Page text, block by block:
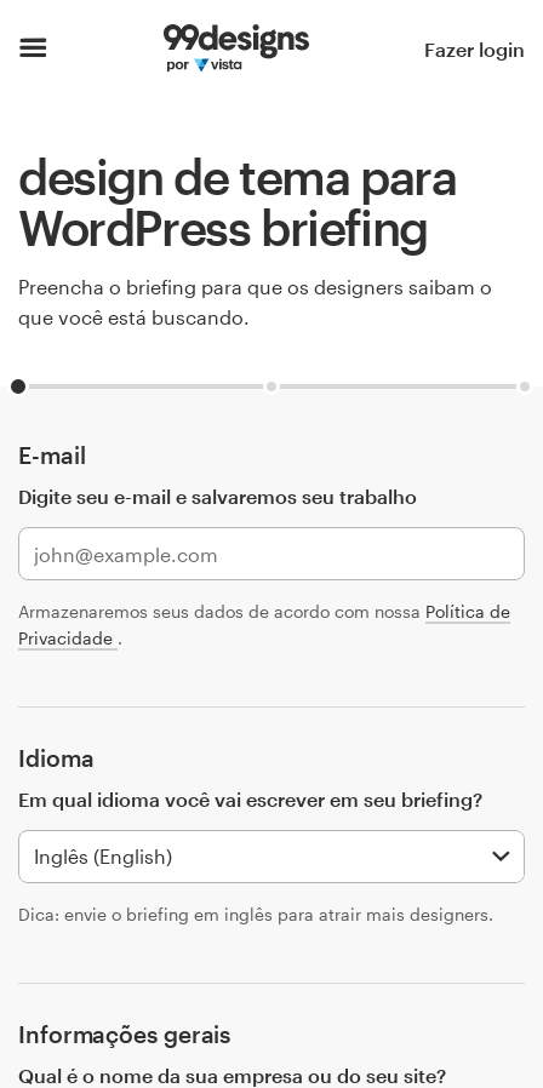
Fazer login
design de tema para
WordPress briefing
Preencha o briefing para que os designers saibam o
que você está buscando.
E-mail
Digite seu e-mail e salvaremos seu trabalho
Armazenaremos seus dados de acordo com nossa Política de
Privacidade .
Idioma
Em qual idioma você vai escrever em seu briefing?
Dica: envie o briefing em inglês para atrair mais designers.
Informações gerais
Qual é o nome da sua empresa ou do seu site?
Página inicial
Como funciona
Encontre um designer
Inspiração
Serviços
de
Concursos de designs
Projetos 1-para-1
Encontre um designer
Veja inspirações
99designs Pro
um
design